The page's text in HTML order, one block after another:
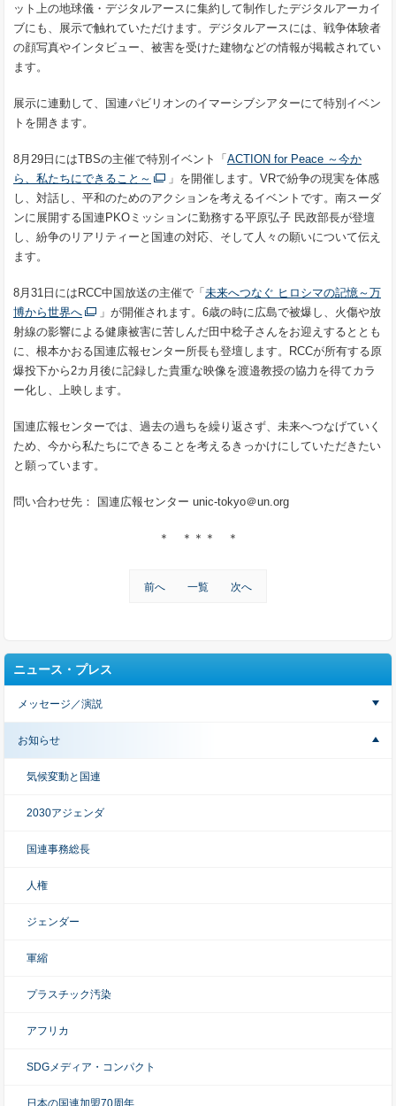
ット上の地球儀・デジタルアースに集約して制作したデジタルアーカイ
ブにも、展示で触れていただけます。デジタルアースには、戦争体験者
の顔写真やインタビュー、被害を受けた建物などの情報が掲載されてい
ます。
展示に連動して、国連パビリオンのイマーシブシアターにて特別イベン
トを開きます。
8月29日にはTBSの主催で特別イベント「ACTION for Peace ～今か
ら、私たちにできること～
」を開催します。VRで紛争の現実を体感
し、対話し、平和のためのアクションを考えるイベントです。南スーダ
ンに展開する国連PKOミッションに勤務する平原弘子 民政部長が登壇
し、紛争のリアリティーと国連の対応、そして人々の願いについて伝え
ます。
8月31日にはRCC中国放送の主催で「未来へつなぐ ヒロシマの記憶～万
博から世界へ
」が開催されます。6歳の時に広島で被爆し、火傷や放
射線の影響による健康被害に苦しんだ田中稔子さんをお迎えするととも
に、根本かおる国連広報センター所長も登壇します。RCCが所有する原
爆投下から2カ月後に記録した貴重な映像を渡邉教授の協力を得てカラ
ー化し、上映します。
国連広報センターでは、過去の過ちを繰り返さず、未来へつなげていく
ため、今から私たちにできることを考えるきっかけにしていただきたい
と願っています。
問い合わせ先： 国連広報センター unic-tokyo＠un.org
＊ ＊＊＊ ＊
前へ 一覧 次へ
ニュース・プレス
メッセージ／演説
お知らせ
気候変動と国連
2030アジェンダ
国連事務総長
人権
ジェンダー
軍縮
プラスチック汚染
アフリカ
SDGメディア・コンパクト
日本の国連加盟70周年